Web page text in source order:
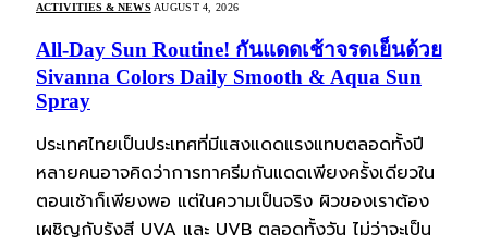
ACTIVITIES & NEWS AUGUST 4, 2026
All-Day Sun Routine! กันแดดเช้าจรดเย็นด้วย
Sivanna Colors Daily Smooth & Aqua Sun
Spray
ประเทศไทยเป็นประเทศที่มีแสงแดดแรงแทบตลอดทั้งปี
หลายคนอาจคิดว่าการทาครีมกันแดดเพียงครั้งเดียวใน
ตอนเช้าก็เพียงพอ แต่ในความเป็นจริง ผิวของเราต้อง
เผชิญกับรังสี UVA และ UVB ตลอดทั้งวัน ไม่ว่าจะเป็น